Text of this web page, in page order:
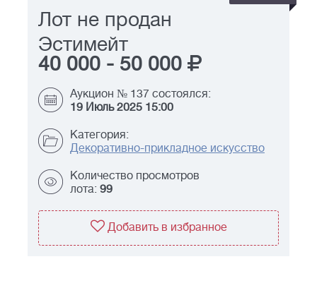
Лот не продан
Эстимейт
40 000 - 50 000
Аукцион № 137 состоялся:
19 Июль 2025 15:00
Категория:
Декоративно-прикладное искусство
Количество просмотров
лота: 99
Добавить в избранное